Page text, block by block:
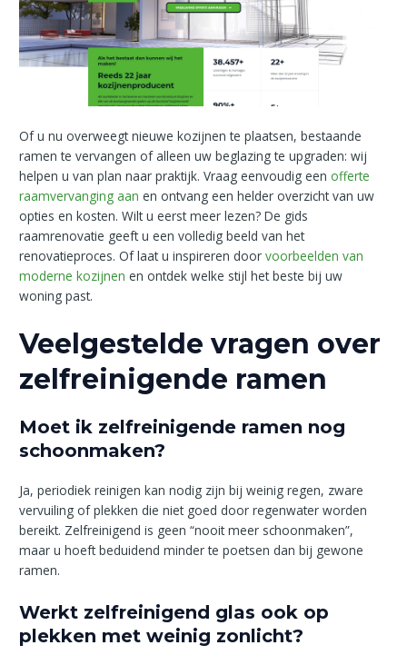
Of u nu overweegt nieuwe kozijnen te plaatsen, bestaande
ramen te vervangen of alleen uw beglazing te upgraden: wij
helpen u van plan naar praktijk. Vraag eenvoudig een offerte
raamvervanging aan en ontvang een helder overzicht van uw
opties en kosten. Wilt u eerst meer lezen? De gids
raamrenovatie geeft u een volledig beeld van het
renovatieproces. Of laat u inspireren doorvoorbeelden van
moderne kozijnen en ontdek welke stijl het beste bij uw
woning past.
Veelgestelde vragen over
zelfreinigende ramen
Moet ik zelfreinigende ramen nog
schoonmaken?
Ja, periodiek reinigen kan nodig zijn bij weinig regen, zware
vervuiling of plekken die niet goed door regenwater worden
bereikt. Zelfreinigend is geen “nooit meer schoonmaken”,
maar u hoeft beduidend minder te poetsen dan bij gewone
ramen.
Werkt zelfreinigend glas ook op
plekken met weinig zonlicht?